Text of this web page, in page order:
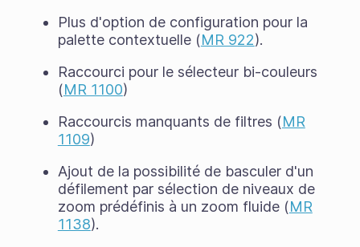
Plus d'option de configuration pour la
palette contextuelle (MR 922).
Raccourci pour le sélecteur bi-couleurs
(MR 1100)
Raccourcis manquants de filtres (MR
1109)
Ajout de la possibilité de basculer d'un
défilement par sélection de niveaux de
zoom prédéfinis à un zoom fluide (MR
1138).